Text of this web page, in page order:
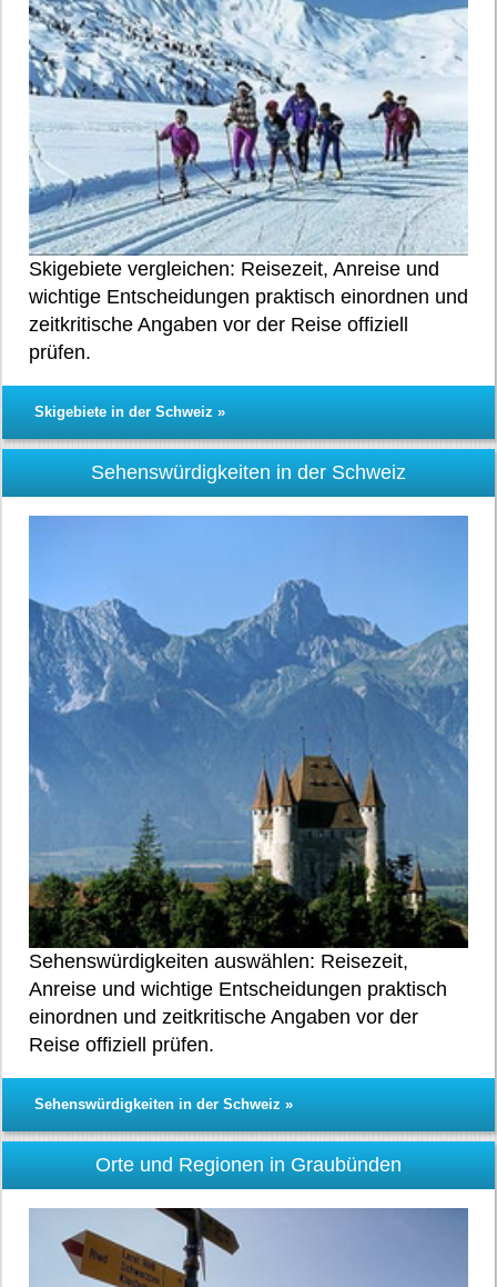
Skigebiete vergleichen: Reisezeit, Anreise und
wichtige Entscheidungen praktisch einordnen und
zeitkritische Angaben vor der Reise offiziell
prüfen.
Skigebiete in der Schweiz »
Sehenswürdigkeiten in der Schweiz
Sehenswürdigkeiten auswählen: Reisezeit,
Anreise und wichtige Entscheidungen praktisch
einordnen und zeitkritische Angaben vor der
Reise offiziell prüfen.
Sehenswürdigkeiten in der Schweiz »
Orte und Regionen in Graubünden